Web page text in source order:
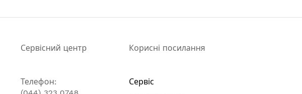
Сервісний центр
Телефон:
Корисні посилання
Сервіс